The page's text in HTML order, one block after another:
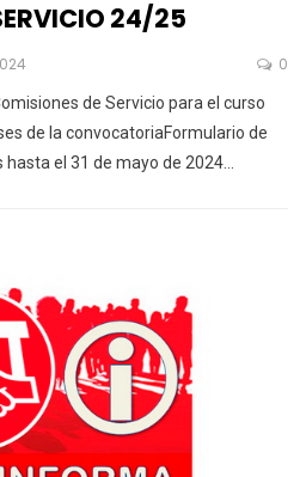
24/25
0
de Servicio para el curso
de la convocatoriaFormulario de
hasta el 31 de mayo de 2024